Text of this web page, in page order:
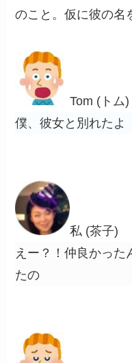
のこと。仮に彼の名
Tom (トム)
僕、彼女と別れたよ
私 (茶子)
えー？！仲良かった
たの